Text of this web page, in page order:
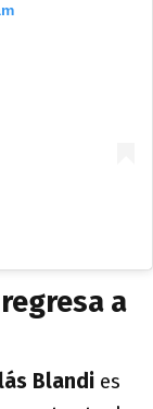
a
Blandi es